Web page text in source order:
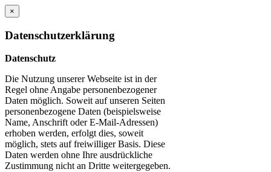
×
Datenschutzerklärung
Datenschutz
Die Nutzung unserer Webseite ist in der
Regel ohne Angabe personenbezogener
Daten möglich. Soweit auf unseren Seiten
personenbezogene Daten (beispielsweise
Name, Anschrift oder E-Mail-Adressen)
erhoben werden, erfolgt dies, soweit
möglich, stets auf freiwilliger Basis. Diese
Daten werden ohne Ihre ausdrückliche
Zustimmung nicht an Dritte weitergegeben.